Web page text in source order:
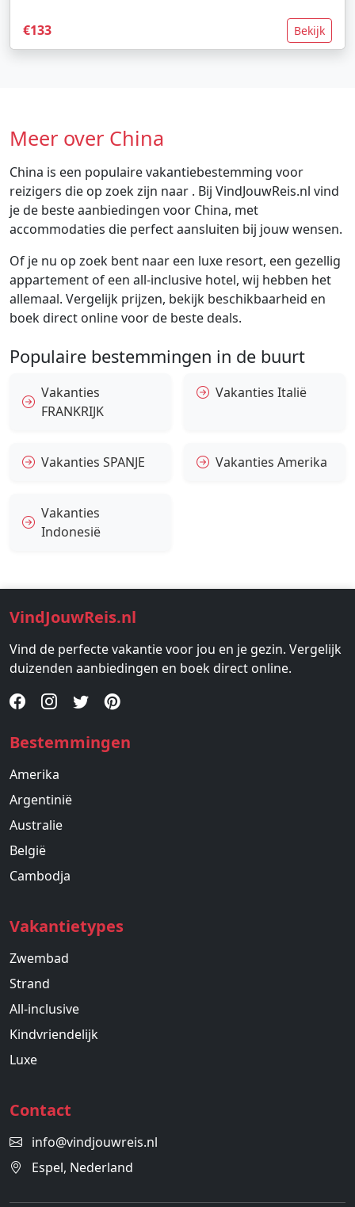
€133 Bekijk
Meer over China
China is een populaire vakantiebestemming voor
reizigers die op zoek zijn naar . Bij VindJouwReis.nl vind
je de beste aanbiedingen voor China, met
accommodaties die perfect aansluiten bij jouw wensen.
Of je nu op zoek bent naar een luxe resort, een gezellig
appartement of een all-inclusive hotel, wij hebben het
allemaal. Vergelijk prijzen, bekijk beschikbaarheid en
boek direct online voor de beste deals.
Populaire bestemmingen in de buurt
Vakanties
FRANKRIJK
Vakanties Italië
Vakanties SPANJE Vakanties Amerika
Vakanties
Indonesië
VindJouwReis.nl
Vind de perfecte vakantie voor jou en je gezin. Vergelijk
duizenden aanbiedingen en boek direct online.
Bestemmingen
Amerika
Argentinië
Australie
België
Cambodja
Vakantietypes
Zwembad
Strand
All-inclusive
Kindvriendelijk
Luxe
Contact
info@vindjouwreis.nl
Espel, Nederland